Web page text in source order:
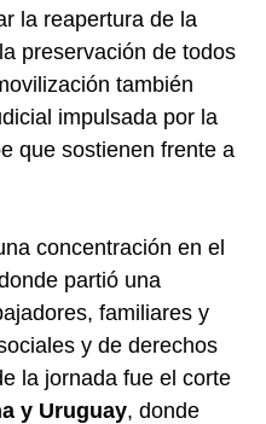
la reapertura de la
preservación de todos
también
impulsada por la
que sostienen frente a
concentración en el
partió una
familiares y
y de derechos
la jornada fue el corte
y Uruguay, donde